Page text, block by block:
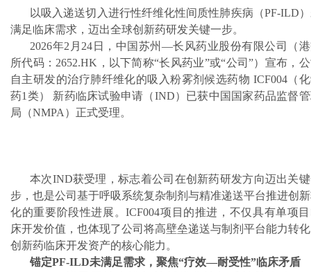
以吸入递送切入进行性纤维化性间质性肺疾病（PF-ILD
满足临床需求，迈出全球创新药研发关键一步。
2026年2月24日，中国苏州—长风药业股份有限公司（
所代码：2652.HK，以下简称“长风药业”或“公司”）宣布，
自主研发的治疗肺纤维化的吸入粉雾剂候选药物 ICF004（
药1类） 新药临床试验申请（IND）已获中国国家药品监督
局（NMPA）正式受理。
本次IND获受理，标志着公司在创新药研发方向迈出关
步，也是公司基于呼吸系统复杂制剂与精准递送平台推进创
化的重要阶段性进展。ICF004项目的推进，不仅具有单项
床开发价值，也体现了公司将高壁垒递送与制剂平台能力转
创新药临床开发资产的核心能力。
锚定PF-ILD未满足需求，聚焦“疗效—耐受性”临床矛盾